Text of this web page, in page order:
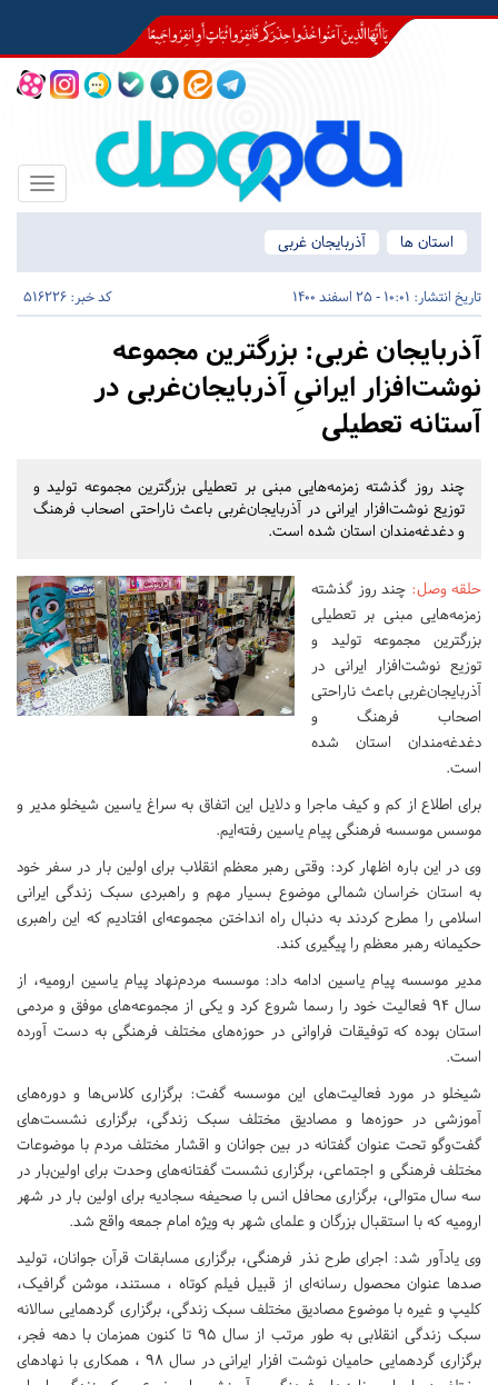
Toggle
استان ها
آذربایجان غربی
تاریخ انتشار: 10:01 - 25 اسفند 1400 کد خبر: 516226
آذربایجان غربی: بزرگترین مجموعه
نوشت‌افزار ایرانیِ آذربایجان‌غربی در
آستانه تعطیلی
چند روز گذشته زمزمه‌هایی مبنی بر تعطیلی بزرگترین مجموعه تولید و
توزیع نوشت‌افزار ایرانی در آذربایجان‌غربی باعث ناراحتی اصحاب فرهنگ
و دغدغه‌مندان استان شده است.
حلقه وصل: چند روز گذشته
زمزمه‌هایی مبنی بر تعطیلی
بزرگترین مجموعه تولید و
توزیع نوشت‌افزار ایرانی در
آذربایجان‌غربی باعث ناراحتی
اصحاب فرهنگ و
دغدغه‌مندان استان شده
است.
برای اطلاع از کم و کیف ماجرا و دلایل این اتفاق به سراغ یاسین شیخلو مدیر و
موسس موسسه فرهنگی پیام یاسین رفته‌ایم.
وی در این باره اظهار کرد: وقتی رهبر معظم انقلاب برای اولین بار در سفر خود
به استان خراسان شمالی موضوع بسیار مهم و راهبردی سبک زندگی ایرانی
اسلامی را مطرح کردند به دنبال راه انداختن مجموعه‌ای افتادیم که این راهبری
حکیمانه رهبر معظم را پیگیری کند.
مدیر موسسه پیام یاسین ادامه داد: موسسه مردم‌نهاد پیام یاسین ارومیه، از
سال ۹۴ فعالیت خود را رسما شروع کرد و یکی از مجموعه‌های موفق و مردمی
استان بوده که توفیقات فراوانی در حوزه‌های مختلف فرهنگی به دست آورده
است.
شیخلو در مورد فعالیت‌های این موسسه گفت: برگزاری کلاس‌ها و دوره‌های
آموزشی در حوزه‌ها و مصادیق مختلف سبک زندگی، برگزاری نشست‌های
گفت‌و‌گو تحت عنوان گفتانه در بین جوانان و اقشار مختلف مردم با موضوعات
مختلف فرهنگی و اجتماعی، برگزاری نشست گفتانه‌های وحدت برای اولین‌بار در
سه سال متوالی، برگزاری محافل انس با صحیفه سجادیه برای اولین بار در شهر
ارومیه که با استقبال بزرگان و علمای شهر به ویژه امام جمعه واقع شد.
وی یادآور شد: اجرای طرح نذر فرهنگی، برگزاری مسابقات قرآن جوانان، تولید
صدها عنوان محصول رسانه‌ای از قبیل فیلم کوتاه ، مستند، موشن گرافیک،
کلیپ و غیره با موضوع مصادیق مختلف سبک زندگی، برگزاری گردهمایی سالانه
سبک زندگی انقلابی به طور مرتب از سال ۹۵ تا کنون همزمان با دهه فجر،
برگزاری گردهمایی حامیان نوشت افزار ایرانی در سال ۹۸ ، همکاری با نهادهای